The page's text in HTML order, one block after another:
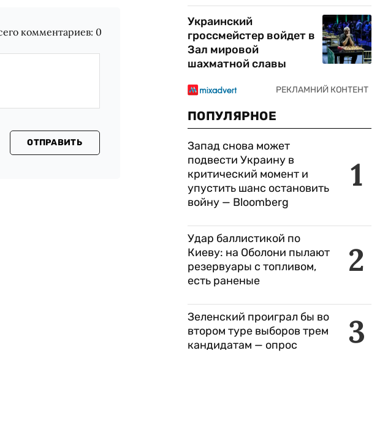
комментариев: 0
ОТПРАВИТЬ
Украинский
гроссмейстер войдет в
Зал мировой
шахматной славы
ПОПУЛЯРНОЕ
1
Запад снова может
подвести Украину в
критический момент и
упустить шанс остановить
войну — Bloomberg
2
Удар баллистикой по
Киеву: на Оболони пылают
резервуары с топливом,
есть раненые
3
Зеленский проиграл бы во
втором туре выборов трем
кандидатам — опрос